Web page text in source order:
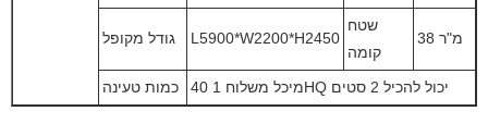
גודל מקופל L5900*W2200*H2450
שטח
קומה
38 מ"ר
כמות טעינה מיכל משלוח 1 40HQ יכול להכיל 2 סטים